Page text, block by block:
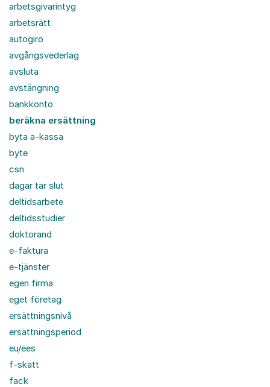
arbetsgivarintyg
arbetsrätt
autogiro
avgångsvederlag
avsluta
avstängning
bankkonto
beräkna ersättning
byta a-kassa
byte
csn
dagar tar slut
deltidsarbete
deltidsstudier
doktorand
e-faktura
e-tjänster
egen firma
eget företag
ersättningsnivå
ersättningsperiod
eu/ees
f-skatt
fack